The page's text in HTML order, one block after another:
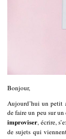
Bonjour,
Aujourd’hui un petit
de faire un peu sur
improviser, écrire,
de sujets qui